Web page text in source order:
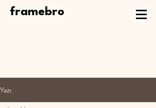
framebro
Yazı